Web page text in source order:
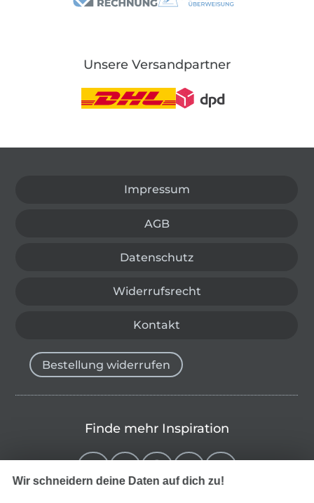
Unsere Versandpartner
Impressum
AGB
Datenschutz
Widerrufsrecht
Kontakt
Bestellung widerrufen
Finde mehr Inspiration
Wir schneidern deine Daten auf dich zu!